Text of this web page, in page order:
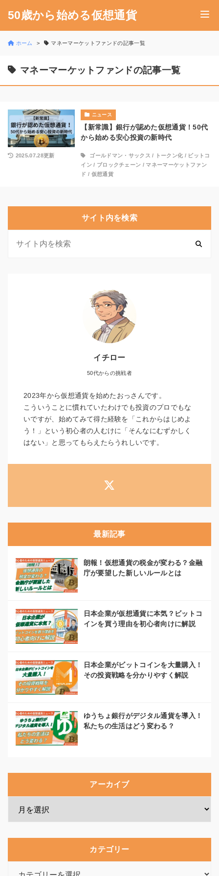
50歳から始める仮想通貨
ホーム マネーマーケットファンドの記事一覧
マネーマーケットファンドの記事一覧
ニュース
【新常識】銀行が認めた仮想通貨！50代
から始める安心投資の新時代
2025.07.28更新 ゴールドマン・サックス / トークン化 / ビットコ
イン/ ブロックチェーン / マネーマーケットファン
ド / 仮想通貨
サイト内を検索
イチロー
50代からの挑戦者
2023年から仮想通貨を始めたおっさんです。
こういうことに慣れていたわけでも投資のプロでもな
いですが、始めてみて得た経験を「これからはじめよ
う！」という初心者の人むけに「そんなにむずかしく
はない」と思ってもらえたらうれしいです。
最新記事
朗報！仮想通貨の税金が変わる？金融
庁が要望した新しいルールとは
日本企業が仮想通貨に本気？ビットコ
インを買う理由を初心者向けに解説
日本企業がビットコインを大量購入！
その投資戦略を分かりやすく解説
ゆうちょ銀行がデジタル通貨を導入！
私たちの生活はどう変わる？
アーカイブ
カテゴリー